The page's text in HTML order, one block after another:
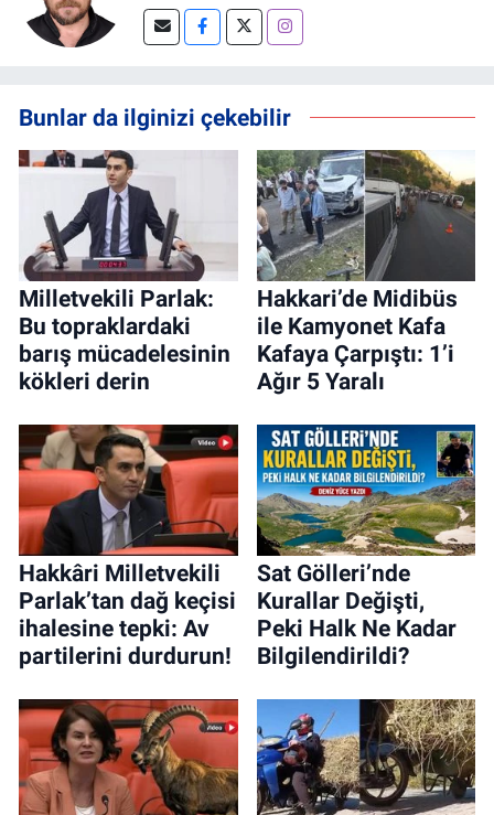
Bunlar da ilginizi çekebilir
Milletvekili Parlak:
Bu topraklardaki
barış mücadelesinin
kökleri derin
Hakkari’de Midibüs
ile Kamyonet Kafa
Kafaya Çarpıştı: 1’i
Ağır 5 Yaralı
Hakkâri Milletvekili
Parlak’tan dağ keçisi
ihalesine tepki: Av
partilerini durdurun!
Sat Gölleri’nde
Kurallar Değişti,
Peki Halk Ne Kadar
Bilgilendirildi?